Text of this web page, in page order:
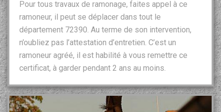
Pour tous travaux de ramonage, faites appel à ce
ramoneur, il peut se déplacer dans tout le
département 72390. Au terme de son intervention,
n’oubliez pas l’attestation d’entretien. C’est un
ramoneur agréé, il est habilité à vous remettre ce
certificat, à garder pendant 2 ans au moins.